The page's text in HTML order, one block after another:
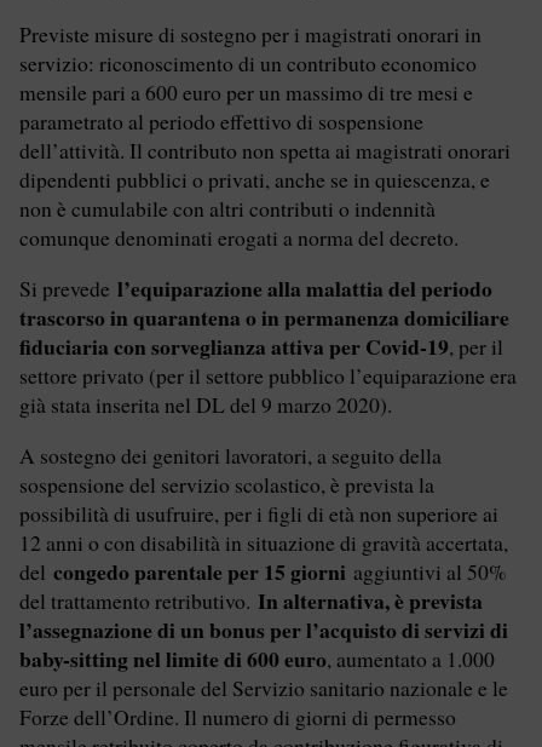
Previste misure di sostegno per i magistrati onorari in
servizio: riconoscimento di un contributo economico
mensile pari a 600 euro per un massimo di tre mesi e
parametrato al periodo effettivo di sospensione
dell’attività. Il contributo non spetta ai magistrati onorari
dipendenti pubblici o privati, anche se in quiescenza, e
non è cumulabile con altri contributi o indennità
comunque denominati erogati a norma del decreto.
Si prevede l’equiparazione alla malattia del periodo
trascorso in quarantena o in permanenza domiciliare
fiduciaria con sorveglianza attiva per Covid-19, per il
settore privato (per il settore pubblico l’equiparazione era
già stata inserita nel DL del 9 marzo 2020).
A sostegno dei genitori lavoratori, a seguito della
sospensione del servizio scolastico, è prevista la
possibilità di usufruire, per i figli di età non superiore ai
12 anni o con disabilità in situazione di gravità accertata,
del congedo parentale per 15 giorni aggiuntivi al 50%
del trattamento retributivo. In alternativa, è prevista
l’assegnazione di un bonus per l’acquisto di servizi di
baby-sitting nel limite di 600 euro, aumentato a 1.000
euro per il personale del Servizio sanitario nazionale e le
Forze dell’Ordine. Il numero di giorni di permesso